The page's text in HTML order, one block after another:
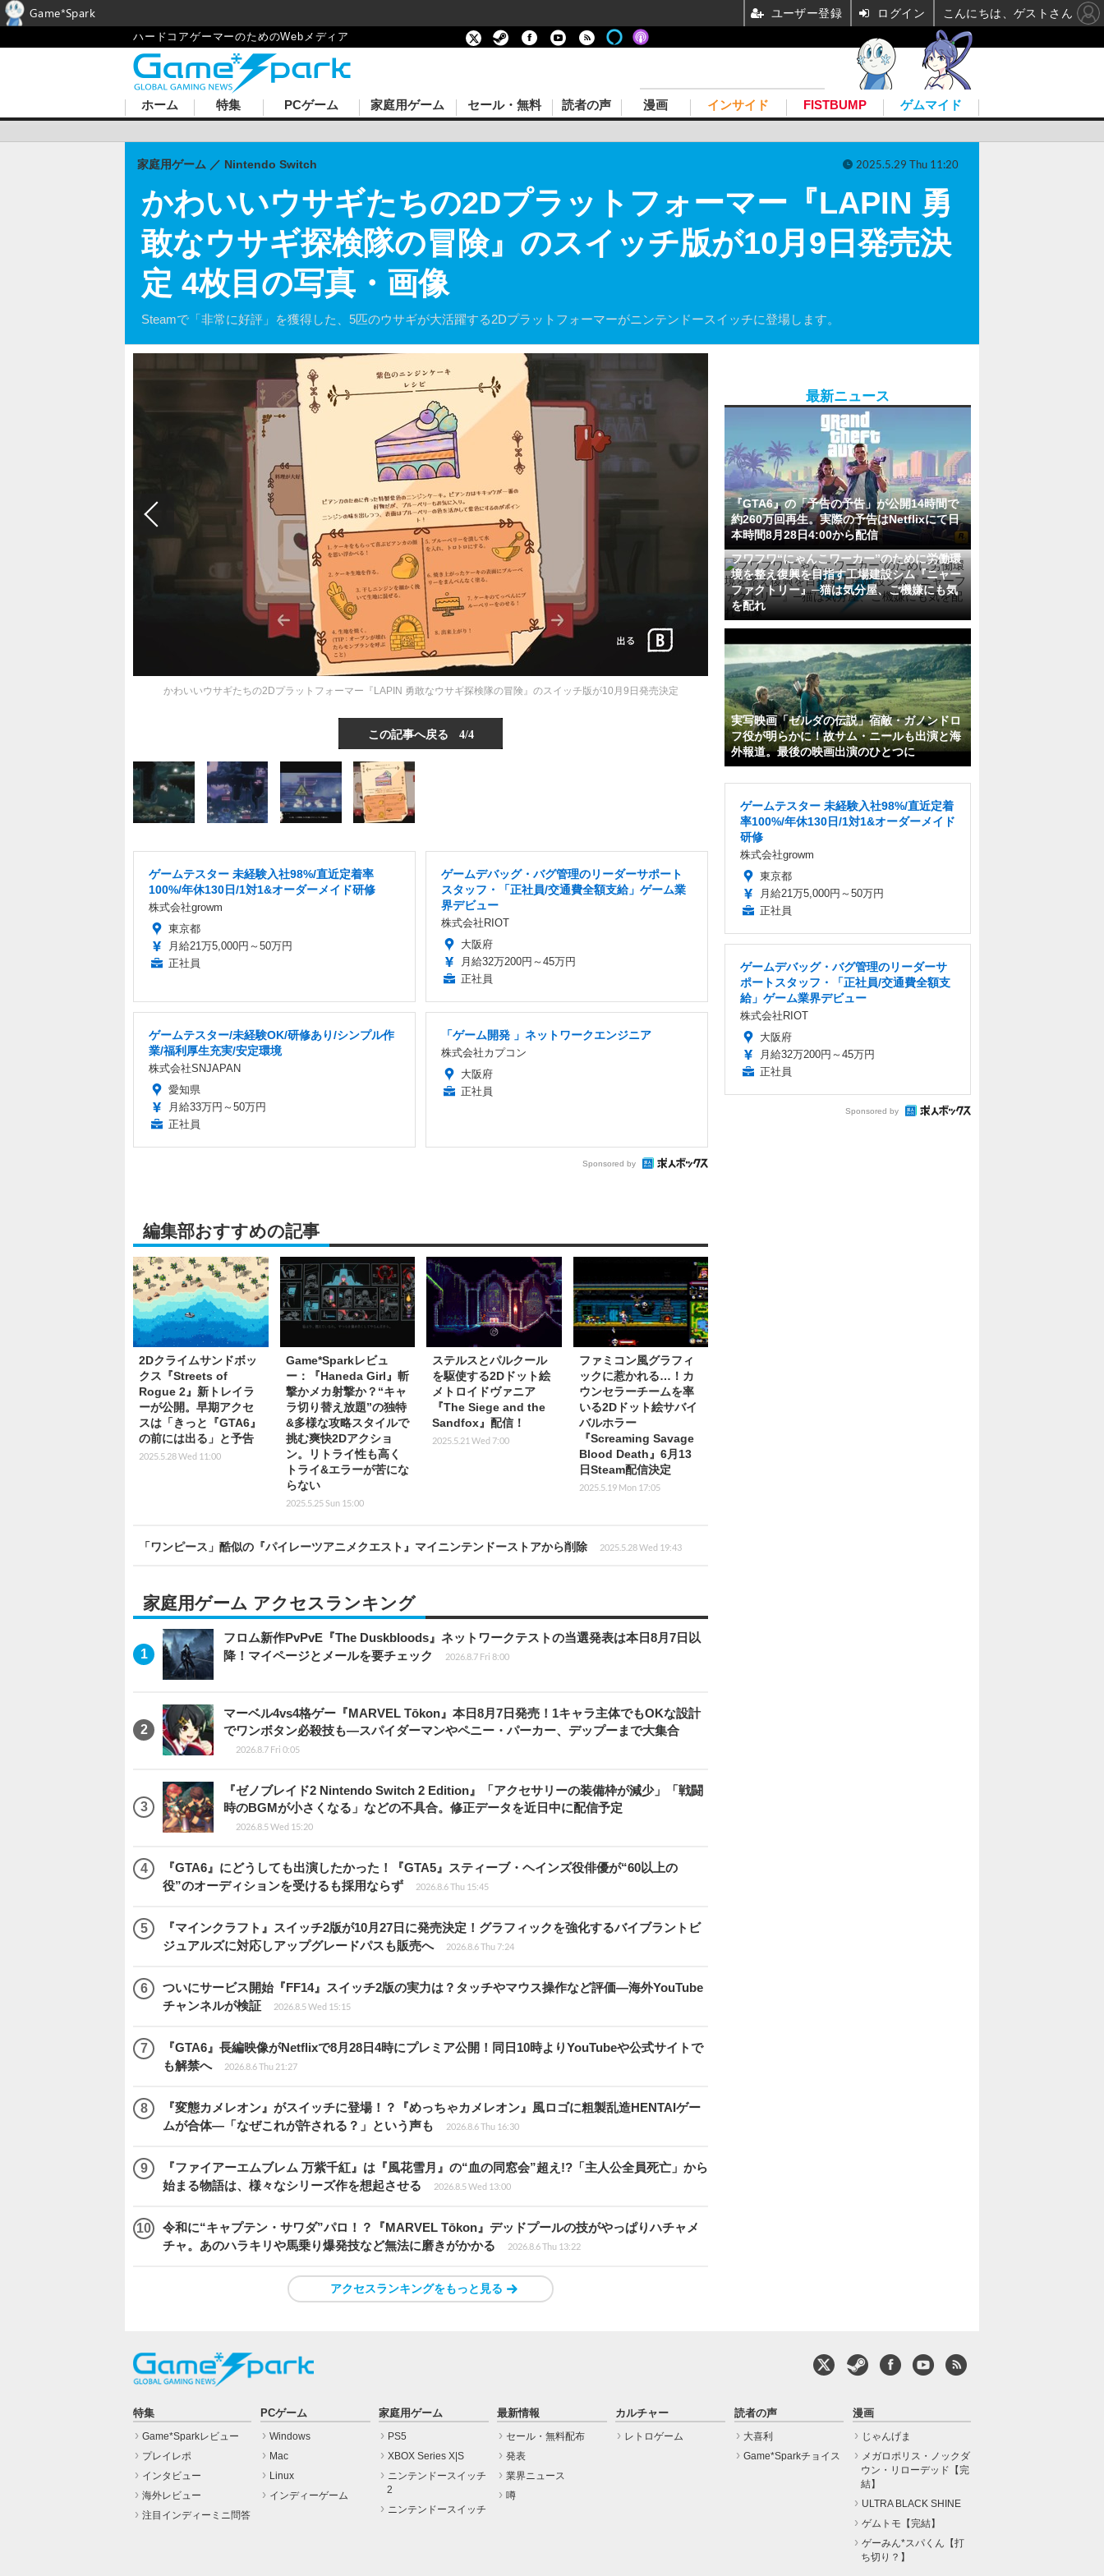
ハードコアゲーマーのためのWebメディア
ホーム 特集 PCゲーム 家庭用ゲーム セール・無料 読者の声 漫画 インサイド FISTBUMP ゲムマイド
かわいいウサギたちの2Dプラットフォーマー『LAPIN 勇
敢なウサギ探検隊の冒険』のスイッチ版が10月9日発売決
定 4枚目の写真・画像
Steamで「非常に好評」を獲得した、5匹のウサギが大活躍する2Dプラットフォーマーがニンテンドースイッチに登場します。
家庭用ゲーム Nintendo Switch 2025.5.29 Thu 11:20
かわいいウサギたちの2Dプラットフォーマー『LAPIN 勇敢なウサギ探検隊の冒険』のスイッチ版が10月9日発売決定
この記事へ戻る 4/4
ゲームテスター 未経験入社98%/直近定着率
100%/年休130日/1対1&オーダーメイド研修
株式会社growm
東京都
月給21万5,000円～50万円
正社員
ゲームデバッグ・バグ管理のリーダーサポート
スタッフ・「正社員/交通費全額支給」ゲーム業
界デビュー
株式会社RIOT
大阪府
月給32万200円～45万円
正社員
ゲームテスター/未経験OK/研修あり/シンプル作
業/福利厚生充実/安定環境
株式会社SNJAPAN
愛知県
月給33万円～50万円
正社員
「ゲーム開発 」ネットワークエンジニア
株式会社カプコン
大阪府
正社員
Sponsored by
編集部おすすめの記事
2Dクライムサンドボッ
クス『Streets of
Rogue 2』新トレイラ
ーが公開。早期アクセ
スは「きっと『GTA6』
の前には出る」と予告
2025.5.28 Wed 11:00
Game*Sparkレビュ
ー：『Haneda Girl』斬
撃かメカ射撃か？“キャ
ラ切り替え放題”の独特
&多様な攻略スタイルで
挑む爽快2Dアクショ
ン。リトライ性も高く
トライ&エラーが苦にな
らない
2025.5.25 Sun 15:00
ステルスとパルクール
を駆使する2Dドット絵
メトロイドヴァニア
『The Siege and the
Sandfox』配信！
2025.5.21 Wed 7:00
ファミコン風グラフィ
ックに惹かれる…！カ
ウンセラーチームを率
いる2Dドット絵サバイ
バルホラー
『Screaming Savage
Blood Death』6月13
日Steam配信決定
2025.5.19 Mon 17:05
「ワンピース」酷似の『パイレーツアニメクエスト』マイニンテンドーストアから削除 2025.5.28 Wed 19:43
家庭用ゲーム アクセスランキング
フロム新作PvPvE『The Duskbloods』ネットワークテストの当選発表は本日8月7日以
降！マイページとメールを要チェック
2026.8.7 Fri 8:00
マーベル4vs4格ゲー『MARVEL Tōkon』本日8月7日発売！1キャラ主体でもOKな設計
でワンボタン必殺技も―スパイダーマンやペニー・パーカー、デップーまで大集合
2026.8.7 Fri 0:05
『ゼノブレイド2 Nintendo Switch 2 Edition』「アクセサリーの装備枠が減少」「戦闘
時のBGMが小さくなる」などの不具合。修正データを近日中に配信予定
2026.8.5 Wed 15:20
『GTA6』にどうしても出演したかった！『GTA5』スティーブ・ヘインズ役俳優が“60以上の
役”のオーディションを受けるも採用ならず
2026.8.6 Thu 15:45
『マインクラフト』スイッチ2版が10月27日に発売決定！グラフィックを強化するバイブラントビ
ジュアルズに対応しアップグレードパスも販売へ
2026.8.6 Thu 7:24
ついにサービス開始『FF14』スイッチ2版の実力は？タッチやマウス操作など評価―海外YouTube
チャンネルが検証
2026.8.5 Wed 15:15
『GTA6』長編映像がNetflixで8月28日4時にプレミア公開！同日10時よりYouTubeや公式サイトで
も解禁へ
2026.8.6 Thu 21:27
『変態カメレオン』がスイッチに登場！？『めっちゃカメレオン』風ロゴに粗製乱造HENTAIゲー
ムが合体―「なぜこれが許される？」という声も
2026.8.6 Thu 16:30
『ファイアーエムブレム 万紫千紅』は『風花雪月』の“血の同窓会”超え!?「主人公全員死亡」から
始まる物語は、様々なシリーズ作を想起させる
2026.8.5 Wed 13:00
令和に“キャプテン・サワダ”パロ！？『MARVEL Tōkon』デッドプールの技がやっぱりハチャメ
チャ。あのハラキリや馬乗り爆発技など無法に磨きがかかる
2026.8.6 Thu 13:22
アクセスランキングをもっと見る
最新ニュース
『GTA6』の「予告の予告」が公開14時間で
約260万回再生。実際の予告はNetflixにて日
本時間8月28日4:00から配信
フワフワ“にゃんこワーカー”のために労働環
境を整え復興を目指す工場建設シム『ニャー
ファクトリー』─猫は気分屋、ご機嫌にも気
を配れ
実写映画「ゼルダの伝説」宿敵・ガノンドロ
フ役が明らかに！故サム・ニールも出演と海
外報道。最後の映画出演のひとつに
ゲームテスター 未経験入社98%/直近定着
率100%/年休130日/1対1&オーダーメイド
研修
株式会社growm
東京都
月給21万5,000円～50万円
正社員
ゲームデバッグ・バグ管理のリーダーサ
ポートスタッフ・「正社員/交通費全額支
給」ゲーム業界デビュー
株式会社RIOT
大阪府
月給32万200円～45万円
正社員
Sponsored by
特集
Game*Sparkレビュー
プレイレポ
インタビュー
海外レビュー
注目インディーミニ問答
PCゲーム
Windows
Mac
Linux
インディーゲーム
家庭用ゲーム
PS5
XBOX Series X|S
ニンテンドースイッチ
2
ニンテンドースイッチ
最新情報
セール・無料配布
発表
業界ニュース
噂
カルチャー
レトロゲーム
読者の声
大喜利
Game*Sparkチョイス
漫画
じゃんげま
メガロポリス・ノックダ
ウン・リローデッド【完
結】
ULTRA BLACK SHINE
ゲムトモ【完結】
ゲーみん*スパくん【打
ち切り？】
Game*Spark ユーザー登録 ログイン こんにちは、ゲストさん